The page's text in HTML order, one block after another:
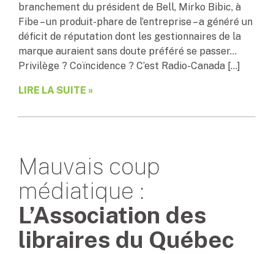
branchement du président de Bell, Mirko Bibic, à
Fibe – un produit-phare de l’entreprise – a généré un
déficit de réputation dont les gestionnaires de la
marque auraient sans doute préféré se passer…
Privilège ? Coïncidence ? C’est Radio-Canada […]
LIRE LA SUITE »
Mauvais coup
médiatique :
L’Association des
libraires du Québec